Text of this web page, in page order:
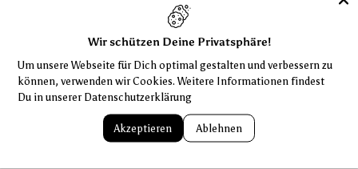
Wir schützen Deine Privatsphäre!
Um unsere Webseite für Dich optimal gestalten und verbessern zu
können, verwenden wir Cookies. Weitere Informationen findest
Du in unserer Datenschutzerklärung
Akzeptieren Ablehnen